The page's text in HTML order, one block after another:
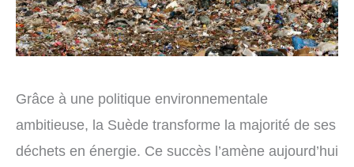
Grâce à une politique environnementale
ambitieuse, la Suède transforme la majorité de ses
déchets en énergie. Ce succès l’amène aujourd’hui